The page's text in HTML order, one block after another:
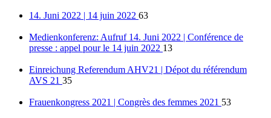
14. Juni 2022 | 14 juin 2022 63
Medienkonferenz: Aufruf 14. Juni 2022 | Conférence de
presse : appel pour le 14 juin 2022 13
Einreichung Referendum AHV21 | Dépot du référendum
AVS 21 35
Frauenkongress 2021 | Congrès des femmes 2021 53